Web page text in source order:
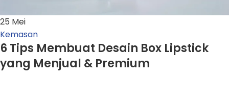
25 Mei
Kemasan
6 Tips Membuat Desain Box Lipstick
yang Menjual & Premium